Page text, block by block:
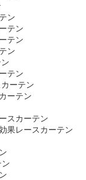
ン
テン
テン
ン
テン
ーテン
ーテン
スカーテン
果レースカーテン